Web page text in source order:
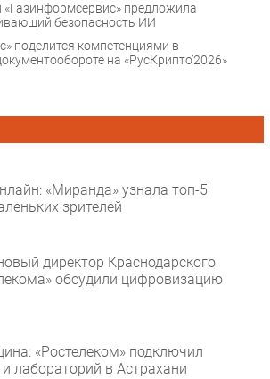
«Газинформсервис» предложила
безопасность ИИ
поделится компетенциями в
на «РусКрипто’2026»
«Миранда» узнала топ-5
зрителей
директор Краснодарского
обсудили цифровизацию
«Ростелеком» подключил
лабораторий в Астрахани